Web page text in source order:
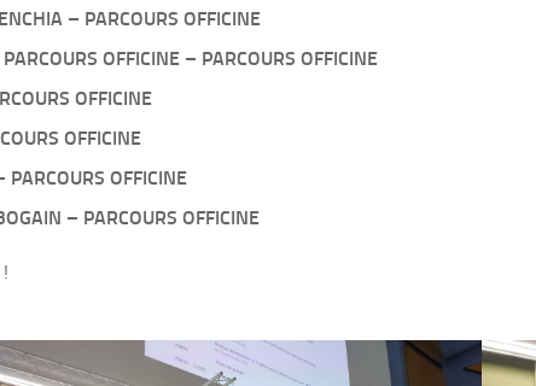
– PARCOURS OFFICINE
OFFICINE – PARCOURS OFFICINE
OFFICINE
OFFICINE
OFFICINE
– PARCOURS OFFICINE